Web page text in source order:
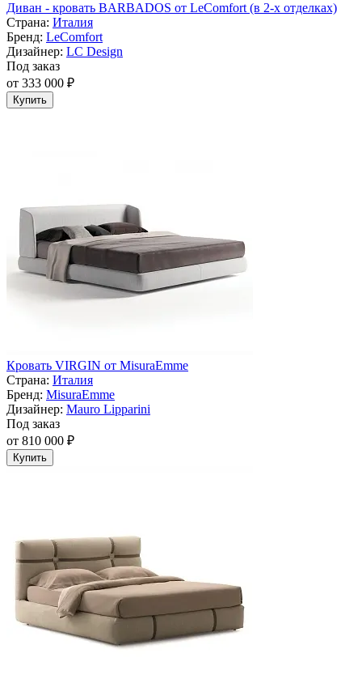
Диван - кровать BARBADOS от LeComfort (в 2-х отделках)
Страна: Италия
Бренд: LeComfort
Дизайнер: LC Design
Под заказ
от 333 000 ₽
Купить
Кровать VIRGIN от MisuraEmme
Страна: Италия
Бренд: MisuraEmme
Дизайнер: Mauro Lipparini
Под заказ
от 810 000 ₽
Купить